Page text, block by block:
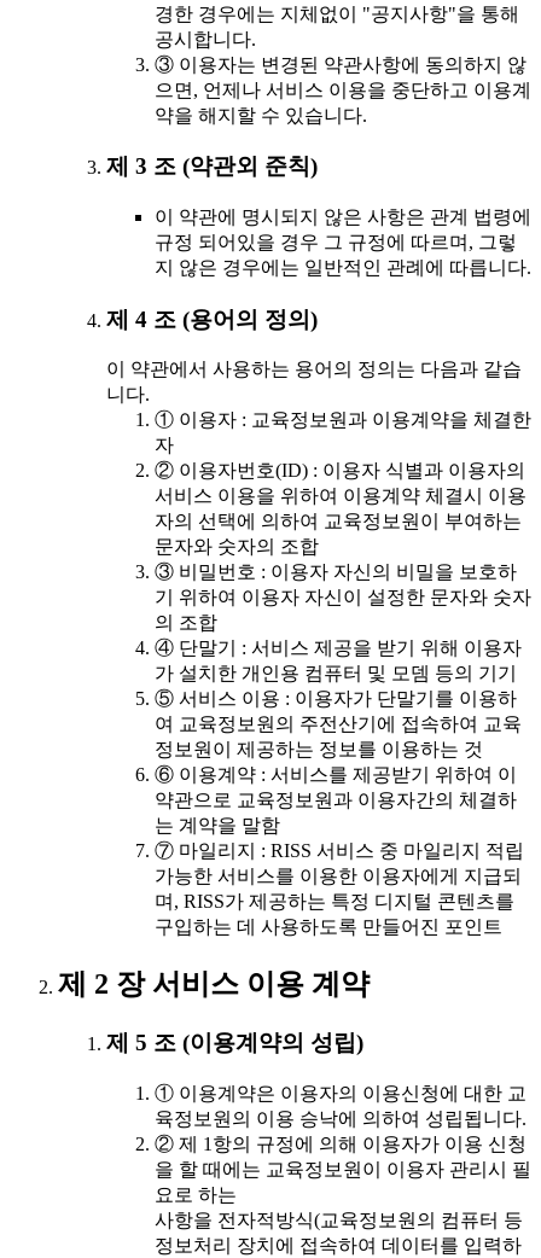
경한 경우에는 지체없이 "공지사항"을 통해
공시합니다.
③ 이용자는 변경된 약관사항에 동의하지 않
으면, 언제나 서비스 이용을 중단하고 이용계
약을 해지할 수 있습니다.
제 3 조 (약관외 준칙)
이 약관에 명시되지 않은 사항은 관계 법령에
규정 되어있을 경우 그 규정에 따르며, 그렇
지 않은 경우에는 일반적인 관례에 따릅니다.
제 4 조 (용어의 정의)
이 약관에서 사용하는 용어의 정의는 다음과 같습
니다.
① 이용자 : 교육정보원과 이용계약을 체결한
자
② 이용자번호(ID) : 이용자 식별과 이용자의
서비스 이용을 위하여 이용계약 체결시 이용
자의 선택에 의하여 교육정보원이 부여하는
문자와 숫자의 조합
③ 비밀번호 : 이용자 자신의 비밀을 보호하
기 위하여 이용자 자신이 설정한 문자와 숫자
의 조합
④ 단말기 : 서비스 제공을 받기 위해 이용자
가 설치한 개인용 컴퓨터 및 모뎀 등의 기기
⑤ 서비스 이용 : 이용자가 단말기를 이용하
여 교육정보원의 주전산기에 접속하여 교육
정보원이 제공하는 정보를 이용하는 것
⑥ 이용계약 : 서비스를 제공받기 위하여 이
약관으로 교육정보원과 이용자간의 체결하
는 계약을 말함
⑦ 마일리지 : RISS 서비스 중 마일리지 적립
가능한 서비스를 이용한 이용자에게 지급되
며, RISS가 제공하는 특정 디지털 콘텐츠를
구입하는 데 사용하도록 만들어진 포인트
제 2 장 서비스 이용 계약
제 5 조 (이용계약의 성립)
① 이용계약은 이용자의 이용신청에 대한 교
육정보원의 이용 승낙에 의하여 성립됩니다.
② 제 1항의 규정에 의해 이용자가 이용 신청
을 할 때에는 교육정보원이 이용자 관리시 필
요로 하는
사항을 전자적방식(교육정보원의 컴퓨터 등
정보처리 장치에 접속하여 데이터를 입력하